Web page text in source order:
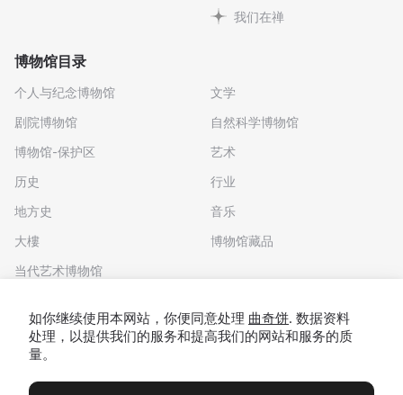
我们在禅
博物馆目录
个人与纪念博物馆
剧院博物馆
博物馆-保护区
历史
地方史
大樓
当代艺术博物馆
文学
自然科学博物馆
艺术
行业
音乐
博物馆藏品
如你继续使用本网站，你便同意处理 曲奇饼. 数据资料
处理，以提供我们的服务和提高我们的网站和服务的质
量。